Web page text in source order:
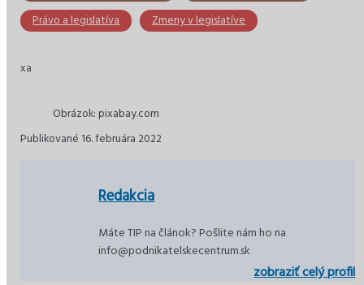
Právo a legislatíva
Zmeny v legislatíve
xa
Obrázok: pixabay.com
Publikované 16. februára 2022
Redakcia
Máte TIP na článok? Pošlite nám ho na
info@podnikatelskecentrum.sk
zobraziť celý profil